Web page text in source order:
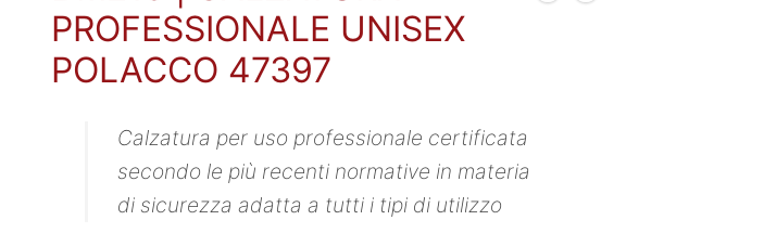
PROFESSIONALE UNISEX
POLACCO 47397
Calzatura per uso professionale certificata
secondo le più recenti normative in materia
di sicurezza adatta a tutti i tipi di utilizzo